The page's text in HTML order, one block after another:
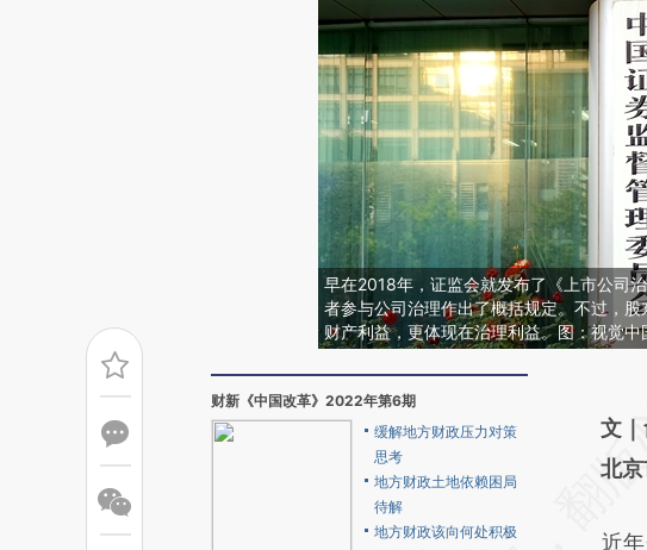
早在2018年，证监会就发布了《上市公司
者参与公司治理作出了概括规定。不过，
财产利益，更体现在治理利益。图：视觉中
财新《中国改革》2022年第6期
缓解地方财政压力对策
思考
地方财政土地依赖困局
待解
地方财政该向何处积极
AI
文
北京市
近年来